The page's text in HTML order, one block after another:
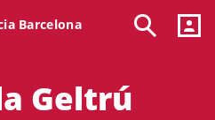
Barcelona
Geltrú